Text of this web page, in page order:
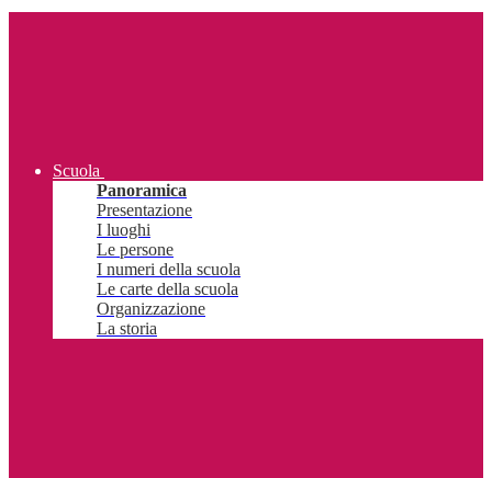
Scuola
Panoramica
Presentazione
I luoghi
Le persone
I numeri della scuola
Le carte della scuola
Organizzazione
La storia